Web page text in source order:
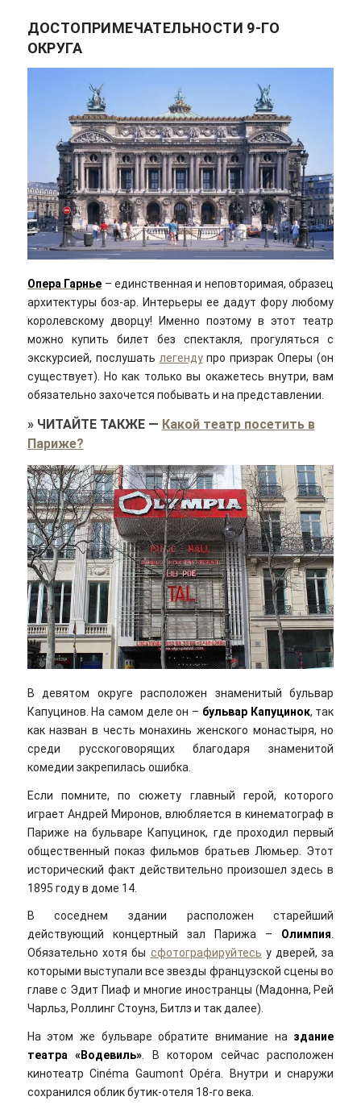
ДОСТОПРИМЕЧАТЕЛЬНОСТИ 9-ГО
ОКРУГА
Опера Гарнье – единственная и неповторимая, образец
архитектуры боз-ар. Интерьеры ее дадут фору любому
королевскому дворцу! Именно поэтому в этот театр
можно купить билет без спектакля, прогуляться с
экскурсией, послушать легендупро призрак Оперы (он
существует). Но как только вы окажетесь внутри, вам
обязательно захочется побывать и на представлении.
» ЧИТАЙТЕ ТАКЖЕ— Какой театр посетить в
Париже?
В девятом округе расположен знаменитый бульвар
Капуцинов. На самом деле он – бульвар Капуцинок, так
как назван в честь монахинь женского монастыря, но
среди русскоговорящих благодаря знаменитой
комедии закрепилась ошибка.
Если помните, по сюжету главный герой, которого
играет Андрей Миронов, влюбляется в кинематограф в
Париже на бульваре Капуцинок, где проходил первый
общественный показ фильмов братьев Люмьер. Этот
исторический факт действительно произошел здесь в
1895 году в доме 14.
В соседнем здании расположен старейший
действующий концертный зал Парижа – Олимпия.
Обязательно хотя бы сфотографируйтесь у дверей, за
которыми выступали все звезды французской сцены во
главе с Эдит Пиаф и многие иностранцы (Мадонна, Рей
Чарльз, Роллинг Стоунз, Битлз и так далее).
На этом же бульваре обратите внимание на здание
театра «Водевиль». В котором сейчас расположен
кинотеатр Cinéma Gaumont Opéra. Внутри и снаружи
сохранился облик бутик-отеля 18-го века.